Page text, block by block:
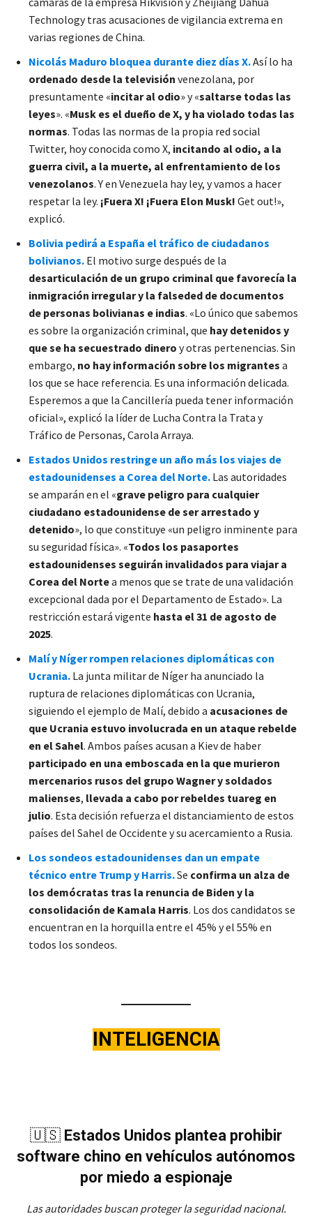
Technology tras acusaciones de vigilancia extrema en
varias regiones de China.
Nicolás Maduro bloquea durante diez días X.Así lo ha
ordenado desde la televisión venezolana, por
presuntamente «incitar al odio» y «saltarse todas las
leyes». «Musk es el dueño de X, y ha violado todas las
normas. Todas las normas de la propia red social
Twitter, hoy conocida como X, incitando al odio, a la
guerra civil, a la muerte, al enfrentamiento de los
venezolanos. Y en Venezuela hay ley, y vamos a hacer
respetar la ley. ¡Fuera X! ¡Fuera Elon Musk! Get out!»,
explicó.
Bolivia pedirá a España el tráfico de ciudadanos
bolivianos. El motivo surge después de la
desarticulación de un grupo criminal que favorecía la
inmigración irregular y la falseded de documentos
de personas bolivianas e indias. «Lo único que sabemos
es sobre la organización criminal, que hay detenidos y
que se ha secuestrado dinero y otras pertenencias. Sin
embargo, no hay información sobre los migrantes a
los que se hace referencia. Es una información delicada.
Esperemos a que la Cancillería pueda tener información
oficial», explicó la líder de Lucha Contra la Trata y
Tráfico de Personas, Carola Arraya.
Estados Unidos restringe un año más los viajes de
estadounidenses a Corea del Norte. Las autoridades
se amparán en el «grave peligro para cualquier
ciudadano estadounidense de ser arrestado y
detenido», lo que constituye «un peligro inminente para
su seguridad física». «Todos los pasaportes
estadounidenses seguirán invalidados para viajar a
Corea del Nortea menos que se trate de una validación
excepcional dada por el Departamento de Estado». La
restricción estará vigente hasta el 31 de agosto de
2025.
Malí y Níger rompen relaciones diplomáticas con
Ucrania. La junta militar de Níger ha anunciado la
ruptura de relaciones diplomáticas con Ucrania,
siguiendo el ejemplo de Malí, debido a acusaciones de
que Ucrania estuvo involucrada en un ataque rebelde
en el Sahel. Ambos países acusan a Kiev de haber
participado en una emboscada en la que murieron
mercenarios rusos del grupo Wagner y soldados
malienses, llevada a cabo por rebeldes tuareg en
julio. Esta decisión refuerza el distanciamiento de estos
países del Sahel de Occidente y su acercamiento a Rusia.
Los sondeos estadounidenses dan un empate
técnico entre Trump y Harris.Se confirma un alza de
los demócratas tras la renuncia de Biden y la
consolidación de Kamala Harris. Los dos candidatos se
encuentran en la horquilla entre el 45% y el 55% en
todos los sondeos.
INTELIGENCIA
🇺🇸 Estados Unidos plantea prohibir
software chino en vehículos autónomos
por miedo a espionaje
Las autoridades buscan proteger la seguridad nacional.